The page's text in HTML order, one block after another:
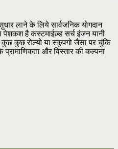
लाने के लिये सार्वजनिक योगदान
पेशकश है कस्टमाईज़्ड सर्च इंजन यानी
कुछ रोल्यो या स्कूपगो जैसा पर चुंकि
और विस्तार की कल्पना